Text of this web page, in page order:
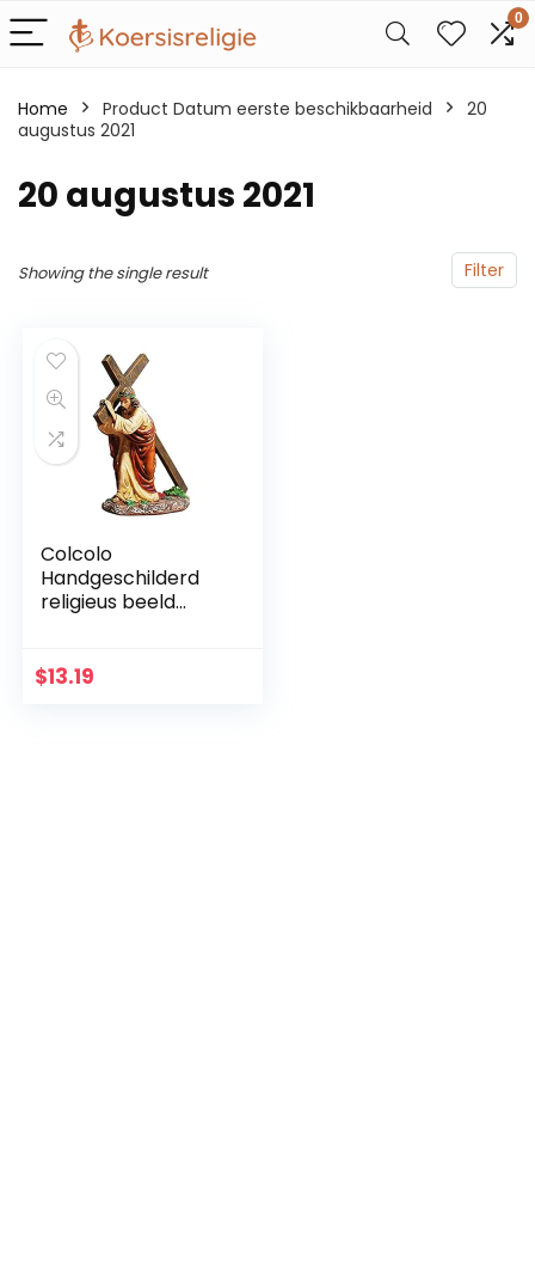
0
Home Product Datum eerste beschikbaarheid
20
augustus 2021
20 augustus 2021
Filter
Showing the single result
Colcolo
Handgeschilderd
religieus beeld
figuur van
$13.19